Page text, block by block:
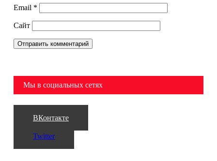
Email *
Сайт
Мы в социальных сетях
ВКонтакте
Twitter